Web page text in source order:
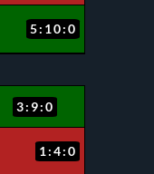
5:10:0
3:9:0
1:4:0